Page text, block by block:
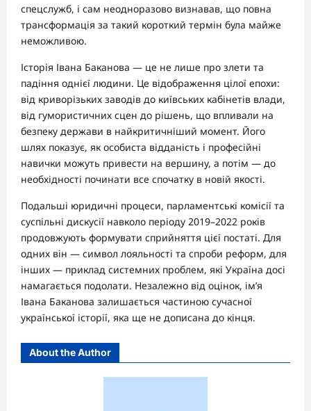
спецслужб, і сам неодноразово визнавав, що повна
трансформація за такий короткий термін була майже
неможливою.
Історія Івана Баканова — це не лише про злети та
падіння однієї людини. Це відображення цілої епохи:
від криворізьких заводів до київських кабінетів влади,
від гумористичних сцен до рішень, що впливали на
безпеку держави в найкритичніший момент. Його
шлях показує, як особиста відданість і професійні
навички можуть привести на вершину, а потім — до
необхідності починати все спочатку в новій якості.
Подальші юридичні процеси, парламентські комісії та
суспільні дискусії навколо періоду 2019–2022 років
продовжують формувати сприйняття цієї постаті. Для
одних він — символ лояльності та спроби реформ, для
інших — приклад системних проблем, які Україна досі
намагається подолати. Незалежно від оцінок, ім’я
Івана Баканова залишається частиною сучасної
української історії, яка ще не дописана до кінця.
About the Author